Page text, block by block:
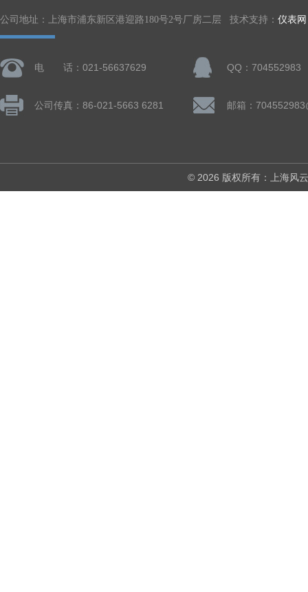
公司地址：上海市浦东新区港迎路180号2号厂房二层 技术支持： 仪表网
电 话：021-56637629 QQ：704552983
公司传真：86-021-5663 6281 邮箱：
© 2026 版权所有：上海风